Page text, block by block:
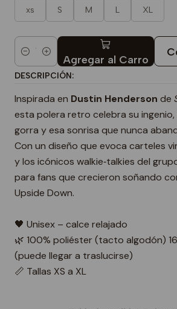
xs S M L XL
Cantidad Agregar al Carro
DESCRIPCIÓN:
Inspirada en Dustin Henderson de
esta polera retro celebra su ingenio,
gorra y esa sonrisa que nunca
Con un diseño que evoca carteles
y los icónicos walkie‑talkies del
para fans que crecieron soñando
Upside Down.
🖤 Unisex – calce relajado
🌿 100% poliéster (tacto algodón)
(puede llegar a traslucirse)
📏 Tallas XS a XL